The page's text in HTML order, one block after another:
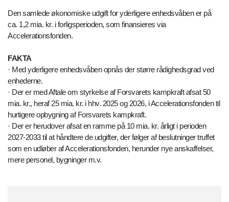
Den samlede økonomiske udgift for yderligere enhedsvåben er på
ca. 1,2 mia. kr. i forligsperioden, som finansieres via
Accelerationsfonden.
FAKTA
· Med yderligere enhedsvåben opnås der større rådighedsgrad ved
enhederne.
· Der er med Aftale om styrkelse af Forsvarets kampkraft afsat 50
mia. kr., heraf 25 mia. kr. i hhv. 2025 og 2026, i Accelerationsfonden til
hurtigere opbygning af Forsvarets kampkraft.
· Der er herudover afsat en ramme på 10 mia. kr. årligt i perioden
2027-2033 til at håndtere de udgifter, der følger af beslutninger truffet
som en udløber af Accelerationsfonden, herunder nye anskaffelser,
mere personel, bygninger m.v.